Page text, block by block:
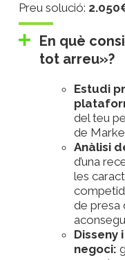
Preu solució:
En què
tot arreu»?
Estudi
del teu
de
Anàlisi
d’una
les
de presa
Disseny
negoci: